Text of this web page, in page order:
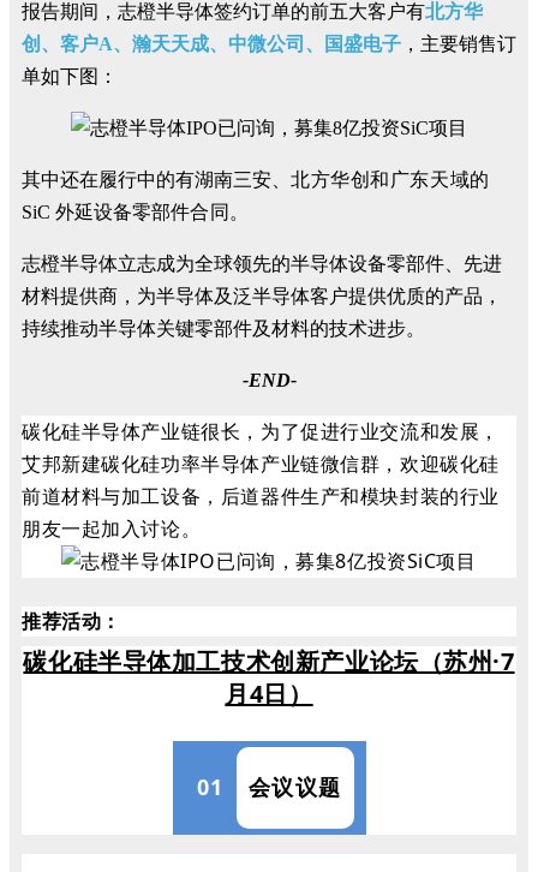
报告期间，志橙半导体签约订单的前五大客户有北方华
创、客户A、瀚天天成、中微公司、国盛电子 ，主要销售订
单如下图：
其中还在履行中的有湖南三安、 北方华创和广东天域的
SiC 外延设备零部件合同。
志橙半导体立志成为全球领先的半导体设备零部件、先进
材料提供商，为半导体及泛半导体客户提供优质的产品，
持续推动半导体关键零部件及材料的技术进步。
-END-
碳化硅半导体产业链很长，为了促进行业交流和发展，
艾邦新建碳化硅功率半导体产业链微信群，欢迎碳化硅
前道材料与加工设备，后道器件生产和模块封装的行业
朋友一起加入讨论。
推荐活动 ：
碳化硅半导体加工技术创新产业论坛（苏州·7
月4日）
01 会议议题